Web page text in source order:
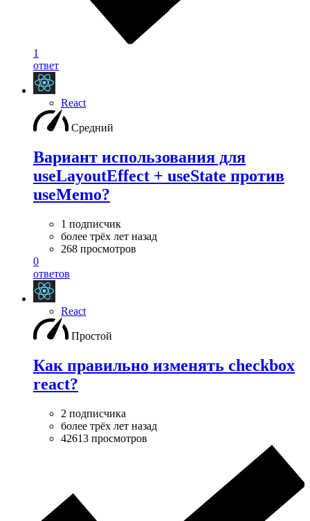
1
ответ
React
Средний
Вариант использования для
useLayoutEffect + useState против
useMemo?
1 подписчик
более трёх лет назад
268 просмотров
0
ответов
React
Простой
Как правильно изменять checkbox
react?
2 подписчика
более трёх лет назад
42613 просмотров